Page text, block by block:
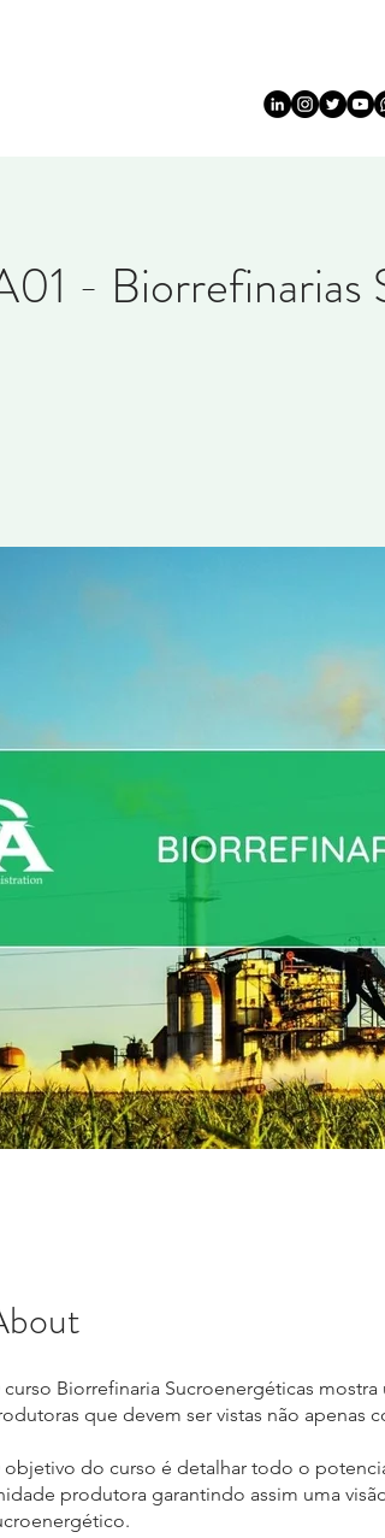
- Biorrefinarias
curso Biorrefinaria Sucroenergéticas
que devem ser vistas não apenas
objetivo do curso é detalhar todo o
produtora garantindo assim uma